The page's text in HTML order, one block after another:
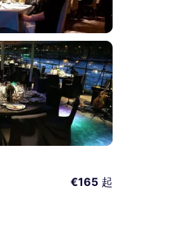
€165 起